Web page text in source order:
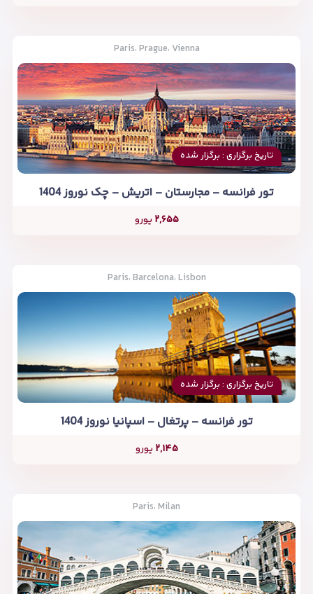
Paris، Prague، Vienna
تاریخ برگزاری : برگزار شده
تور فرانسه – مجارستان – اتریش – چک نوروز 1404
۲,۶۵۵ یورو
Paris، Barcelona، Lisbon
تاریخ برگزاری : برگزار شده
تور فرانسه – پرتغال – اسپانیا نوروز 1404
۲,۱۴۵ یورو
Paris، Milan